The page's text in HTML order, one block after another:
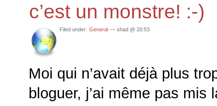
c’est un monstre! :-)
Filed under: General — shad @ 20:53
Moi qui n’avait déjà plus
bloguer, j’ai même pas